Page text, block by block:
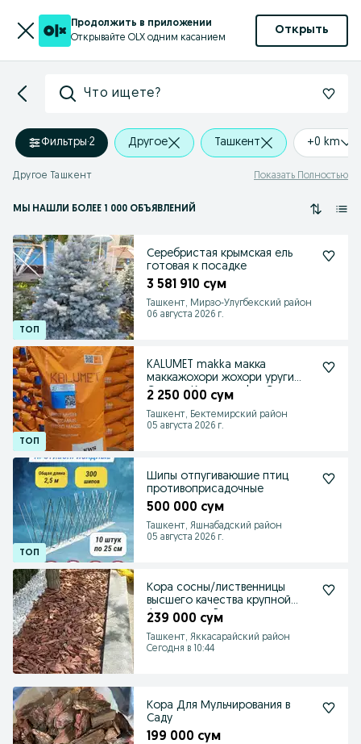
Продолжить в приложении
Открывайте OLX одним касанием
Открыть
Что ищете?
Фильтры·2 Другое Ташкент +0 km
Другое Ташкент Показать Полностью
МЫ НАШЛИ БОЛЕЕ 1 000 ОБЪЯВЛЕНИЙ
Серебристая крымская ель
готовая к посадке
3 581 910 сум
Ташкент, Мирзо-Улугбекский район
06 августа 2026 г.
KALUMET makka макка
маккажохори жохори уруги
Семена Кукуруза don Силос
2 250 000 сум
Ташкент, Бектемирский район
05 августа 2026 г.
Шипы отпугиваюшие птиц
противоприсадочные
500 000 сум
Ташкент, Яшнабадский район
05 августа 2026 г.
Кора сосны/лиственницы
высшего качества крупной
фракции, из России.
239 000 сум
Ташкент, Яккасарайский район
Сегодня в 10:44
Кора Для Мульчирования в
Саду
199 000 сум